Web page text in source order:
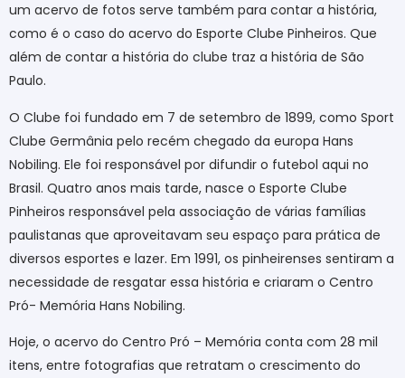
um acervo de fotos serve também para contar a história,
como é o caso do acervo do Esporte Clube Pinheiros. Que
além de contar a história do clube traz a história de São
Paulo.
O Clube foi fundado em 7 de setembro de 1899, como Sport
Clube Germânia pelo recém chegado da europa Hans
Nobiling. Ele foi responsável por difundir o futebol aqui no
Brasil. Quatro anos mais tarde, nasce o Esporte Clube
Pinheiros responsável pela associação de várias famílias
paulistanas que aproveitavam seu espaço para prática de
diversos esportes e lazer. Em 1991, os pinheirenses sentiram a
necessidade de resgatar essa história e criaram o Centro
Pró- Memória Hans Nobiling.
Hoje, o acervo do Centro Pró – Memória conta com 28 mil
itens, entre fotografias que retratam o crescimento do